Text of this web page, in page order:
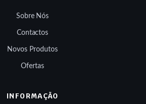
Sobre Nós
Contactos
Novos Produtos
Ofertas
INFORMAÇÃO